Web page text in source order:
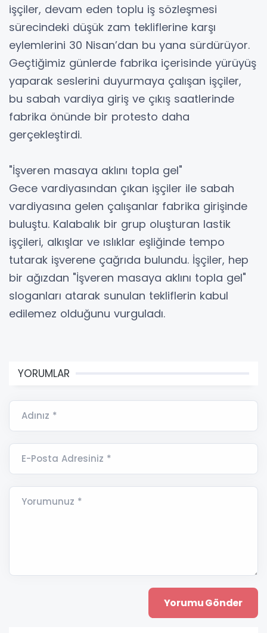
işçiler, devam eden toplu iş sözleşmesi
sürecindeki düşük zam tekliflerine karşı
eylemlerini 30 Nisan’dan bu yana sürdürüyor.
Geçtiğimiz günlerde fabrika içerisinde yürüyüş
yaparak seslerini duyurmaya çalışan işçiler,
bu sabah vardiya giriş ve çıkış saatlerinde
fabrika önünde bir protesto daha
gerçekleştirdi.
"İşveren masaya aklını topla gel"
Gece vardiyasından çıkan işçiler ile sabah
vardiyasına gelen çalışanlar fabrika girişinde
buluştu. Kalabalık bir grup oluşturan lastik
işçileri, alkışlar ve ıslıklar eşliğinde tempo
tutarak işverene çağrıda bulundu. İşçiler, hep
bir ağızdan "İşveren masaya aklını topla gel"
sloganları atarak sunulan tekliflerin kabul
edilemez olduğunu vurguladı.
YORUMLAR
Adınız *
E-Posta Adresiniz *
Yorumunuz *